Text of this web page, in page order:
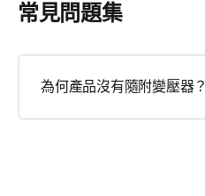
常見問題集
為何產品沒有隨附變壓器？